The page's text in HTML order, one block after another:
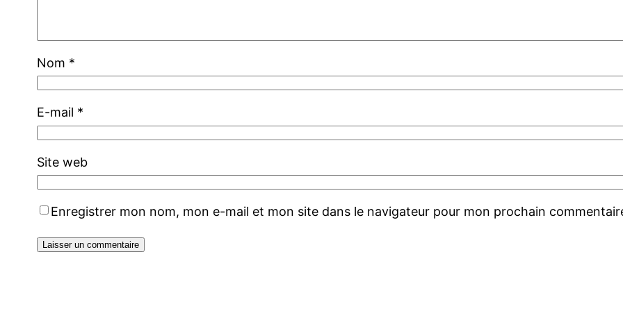
Nom *
E-mail *
Site web
Enregistrer mon nom, mon e-mail et mon site dans le navigateur pour mon prochain